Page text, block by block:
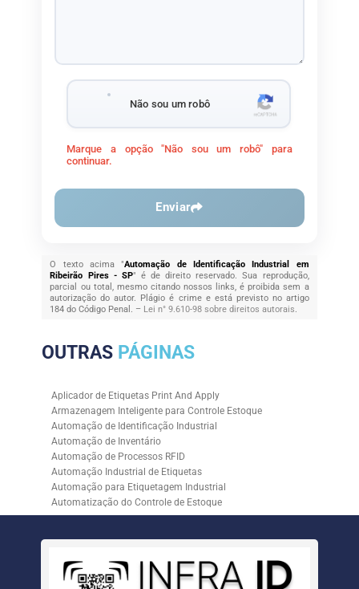
Não sou um robô
Marque a opção "Não sou um robô" para
continuar.
Enviar
O texto acima "Automação de Identificação Industrial em
Ribeirão Pires - SP" é de direito reservado. Sua reprodução,
parcial ou total, mesmo citando nossos links, é proibida sem a
autorização do autor. Plágio é crime e está previsto no artigo
184 do Código Penal. – Lei n° 9.610-98 sobre direitos autorais.
OUTRAS PÁGINAS
Aplicador de Etiquetas Print And Apply
Armazenagem Inteligente para Controle Estoque
Automação de Identificação Industrial
Automação de Inventário
Automação de Processos RFID
Automação Industrial de Etiquetas
Automação para Etiquetagem Industrial
Automatização do Controle de Estoque
Controle de Estoque com RFID
Empresa de Automação para Processos Logísticos
Empresa de Rastreabilidade Industrial